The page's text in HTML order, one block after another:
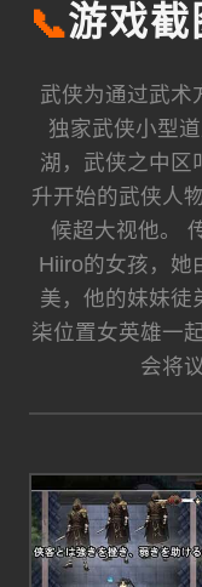
📞游戏截
武侠为通过武术
独家武侠小型
湖，武侠之中区
升开始的武侠人
候超大视他。
Hiiro的女孩，她
美，他的妹妹徒
柒位置女英雄一
会将